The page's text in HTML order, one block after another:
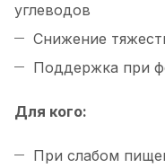
углеводов
Снижение
Поддержка при
Для кого:
При слабом